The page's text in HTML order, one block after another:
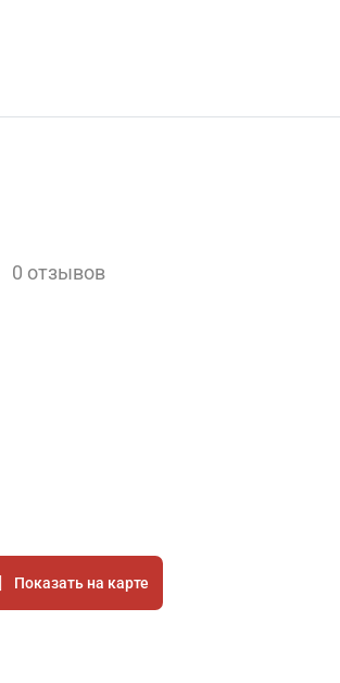
0 отзывов
Показать на карте